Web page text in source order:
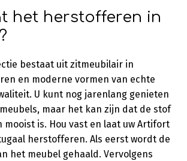
het herstofferen in
bestaat uit zitmeubilair in
en moderne vormen van echte
U kunt nog jarenlang genieten
maar het kan zijn dat de stof
mooist is. Hou vast en laat uw Artifort
herstofferen. Als eerst wordt de
het meubel gehaald. Vervolgens